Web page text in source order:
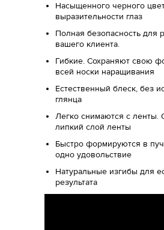
Насыщенного черного
выразительности глаз
Полная безопасность для
вашего клиента.
Гибкие. Сохраняют свою
всей носки наращивания
Естественный блеск, без
глянца
Легко снимаются с ленты.
липкий слой ленты
Быстро формируются в
одно удовольствие
Натуральные изгибы для
результата